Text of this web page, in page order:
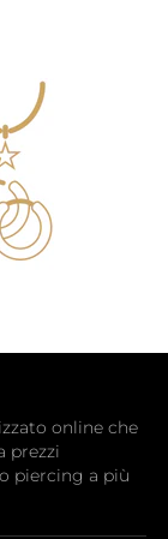
online che
prezzi
piercing a più